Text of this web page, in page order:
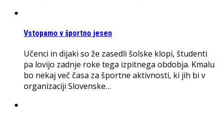
Vstopamo v športno jesen
Učenci in dijaki so že zasedli šolske klopi, študenti
pa lovijo zadnje roke tega izpitnega obdobja. Kmalu
bo nekaj več časa za športne aktivnosti, ki jih bi v
organizaciji Slovenske…